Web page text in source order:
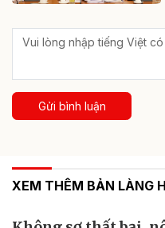
Gửi bình luận
XEM THÊM BẢN LÀNG